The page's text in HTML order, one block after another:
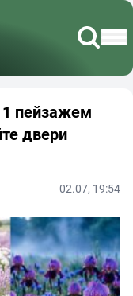
пейзажем
двери
02.07, 19:54